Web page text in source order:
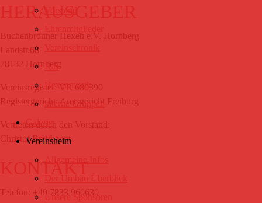
Häs
Hexenmusik
interne Gruppen
Galerie
Vereinsheim
Unsere Sponsoren
HERAUSGEBER
Buchenbronner Hexen e.V. Hornberg
Landstr.68
78132 Hornberg
Vereinsregister: VR 680390
Registergericht: Amtsgericht Freiburg
Vertreten durch den Vorstand:
Christof Breithaupt
KONTAKT
Telefon: +49 7833 960630